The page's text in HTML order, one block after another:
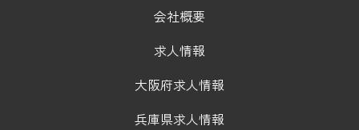
会社概要
求人情報
大阪府求人情報
兵庫県求人情報